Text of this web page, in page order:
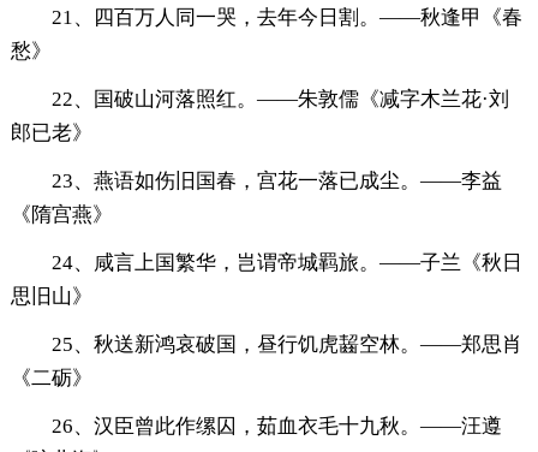
21、四百万人同一哭，去年今日割。——秋逢甲《春
愁》
22、国破山河落照红。——朱敦儒《减字木兰花·刘
郎已老》
23、燕语如伤旧国春，宫花一落已成尘。——李益
《隋宫燕》
24、咸言上国繁华，岂谓帝城羁旅。——子兰《秋日
思旧山》
25、秋送新鸿哀破国，昼行饥虎齧空林。——郑思肖
《二砺》
26、汉臣曾此作缧囚，茹血衣毛十九秋。——汪遵